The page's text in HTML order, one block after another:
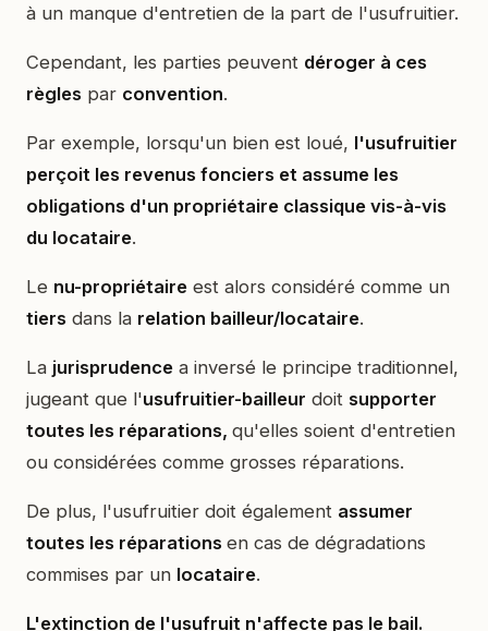
à un manque d'entretien de la part de l'usufruitier.
Cependant, les parties peuvent déroger à ces
règles par convention.
Par exemple, lorsqu'un bien est loué, l'usufruitier
perçoit les revenus fonciers et assume les
obligations d'un propriétaire classique vis-à-vis
du locataire.
Le nu-propriétaire est alors considéré comme un
tiers dans la relation bailleur/locataire.
La jurisprudence a inversé le principe traditionnel,
jugeant que l'usufruitier-bailleur doit supporter
toutes les réparations, qu'elles soient d'entretien
ou considérées comme grosses réparations.
De plus, l'usufruitier doit également assumer
toutes les réparations en cas de dégradations
commises par un locataire.
L'extinction de l'usufruit n'affecte pas le bail.